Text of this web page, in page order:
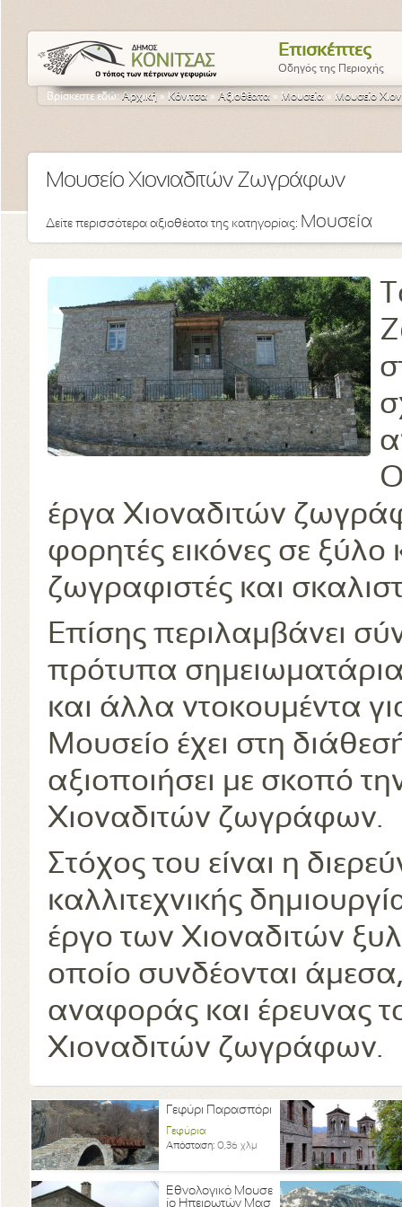
Επισκέπτες
Οδηγός της Περιοχής
Βρίσκεστε εδώ:Αρχική » Κόνιτσα » Αξιοθέατα » Μουσεία » Μουσείο
Μουσείο Χιονιαδιτών Ζωγράφων
Δείτε περισσότερα αξιοθέατα της κατηγορίας: Μουσεία
έργα Χιοναδιτών
φορητές εικόνες σε ξύλο
ζωγραφιστές και
Επίσης περιλαμβάνει
πρότυπα
και άλλα ντοκουμέντα
Μουσείο έχει στη
αξιοποιήσει με σκοπό
Χιοναδιτών ζωγράφων.
Στόχος του είναι η
καλλιτεχνικής
έργο των Χιοναδιτών
οποίο συνδέονται
αναφοράς και έρευνας
Χιοναδιτών ζωγράφων.
Γεφύρι Παρασπόρι
Γεφύρια
Απόσταση: 0,36 χλμ
Εθνολογικό Μουσε
ίο Ηπειρωτών Μασ